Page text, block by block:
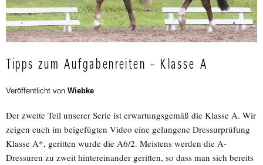
Tipps zum Aufgabenreiten – Klasse A
Veröffentlicht von Wiebke
Der zweite Teil unserer Serie ist erwartungsgemäß die Klasse A. Wir
zeigen euch im beigefügten Video eine gelungene Dressurprüfung
Klasse A*, geritten wurde die A6/2. Meistens werden die A-
Dressuren zu zweit hintereinander geritten, so dass man sich bereits